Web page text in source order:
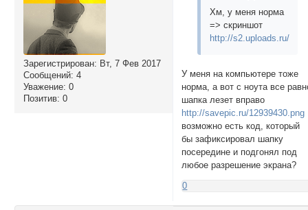
Зарегистрирован: Вт, 7 Фев 2017
Сообщений: 4
Уважение: 0
Позитив: 0
Хм, у меня норма
=> скриншот
http://s2.uploads.ru/
У меня на компьютере тоже
норма, а вот с ноута все
шапка лезет вправо
http://savepic.ru/12939430.png
возможно есть код, который
бы зафиксировал шапку
посередине и подгонял под
любое разрешение экрана?
0